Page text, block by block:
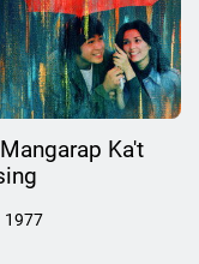
Ka't
1977